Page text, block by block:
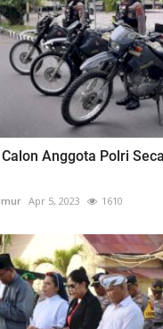
Anggota Polri
Apr 5, 2023 1610